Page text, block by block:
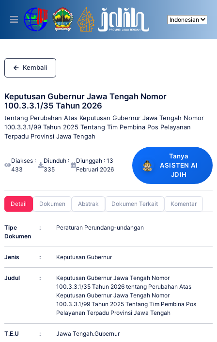
This
includes
accessibility
system.
Kembali
Keputusan Gubernur Jawa Tengah Nomor
100.3.3.1/35 Tahun 2026
tentang Perubahan Atas Keputusan Gubernur Jawa Tengah Nomor
100.3.3.1/99 Tahun 2025 Tentang Tim Pembina Pos Pelayanan
Terpadu Provinsi Jawa Tengah
Diakses :
433
Diunduh :
335
Diunggah : 13
Februari 2026
Tanya
ASISTEN AI
JDIH
Detail Dokumen Abstrak Dokumen Terkait Komentar
Tipe
Dokumen
: Peraturan Perundang-undangan
Jenis : Keputusan Gubernur
Judul :
Keputusan Gubernur Jawa Tengah Nomor
100.3.3.1/35 Tahun 2026 tentang Perubahan Atas
Keputusan Gubernur Jawa Tengah Nomor
100.3.3.1/99 Tahun 2025 Tentang Tim Pembina Pos
Pelayanan Terpadu Provinsi Jawa Tengah
T.E.U : Jawa Tengah.Gubernur